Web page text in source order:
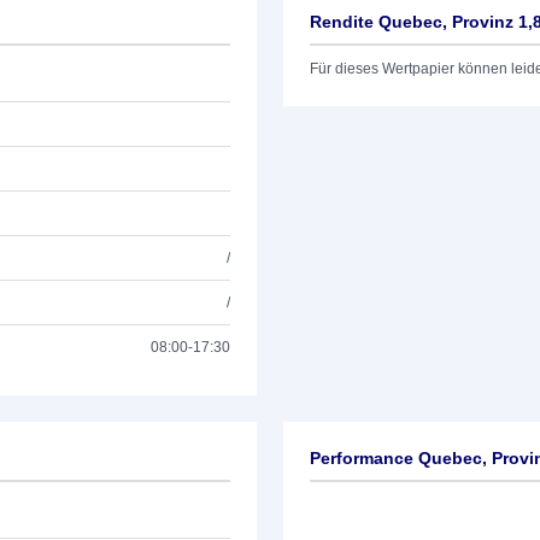
/
/
08:00-17:30
Rendite Quebec, Provinz
Für dieses Wertpapier können
Performance Quebec,